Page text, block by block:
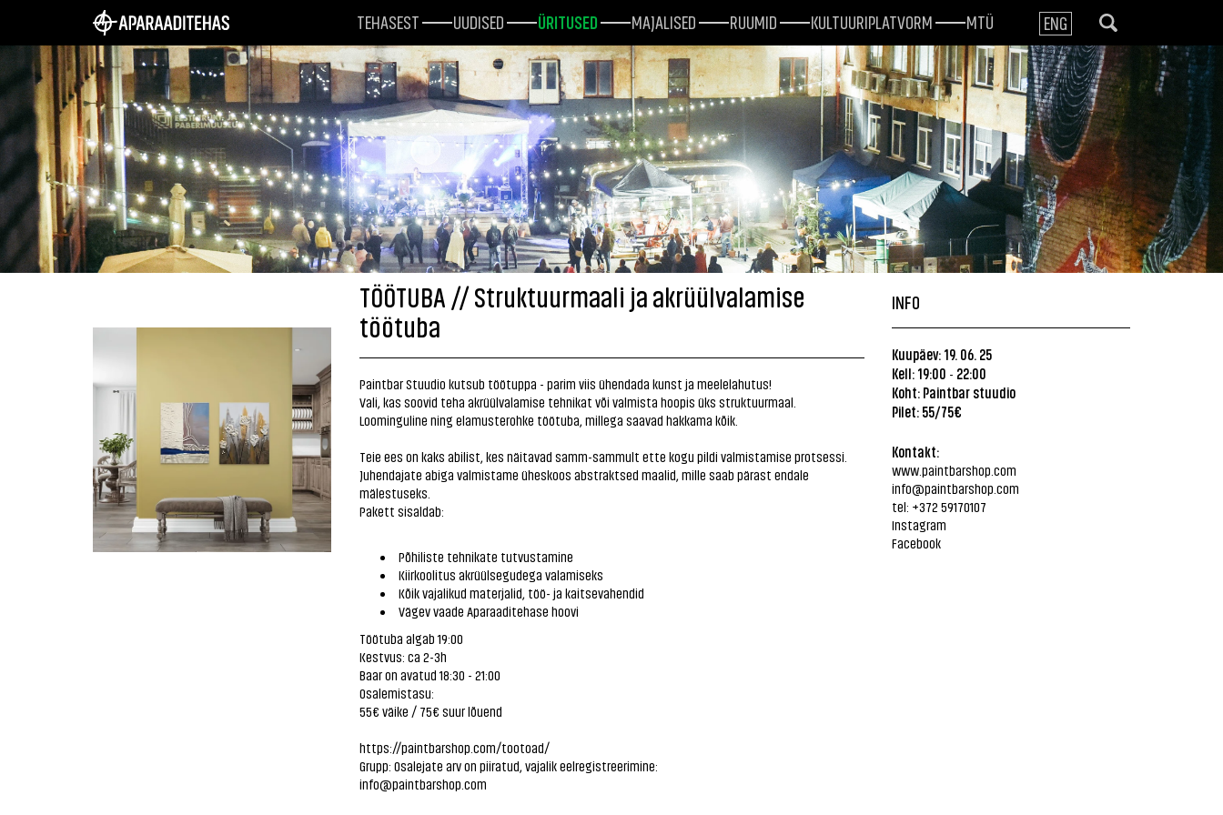
TEHASEST UUDISED ÜRITUSED MAJALISED RUUMID KULTUURIPLATVORM MTÜ ENG
TÖÖTUBA // Struktuurmaali ja akrüülvalamise
töötuba
Paintbar Stuudio kutsub töötuppa - parim viis ühendada kunst ja meelelahutus!
Vali, kas soovid teha akrüülvalamise tehnikat või valmista hoopis üks struktuurmaal.
Loominguline ning elamusterohke töötuba, millega saavad hakkama kõik.
Teie ees on kaks abilist, kes näitavad samm-sammult ette kogu pildi valmistamise protsessi.
Juhendajate abiga valmistame üheskoos abstraktsed maalid, mille saab pärast endale
mälestuseks.
Pakett sisaldab:
Põhiliste tehnikate tutvustamine
Kiirkoolitus akrüülsegudega valamiseks
Kõik vajalikud materjalid, töö- ja kaitsevahendid
Vägev vaade Aparaaditehase hoovi
Töötuba algab 19:00
Kestvus: ca 2-3h
Baar on avatud 18:30 - 21:00
Osalemistasu:
55€ väike / 75€ suur lõuend
https://paintbarshop.com/tootoad/
Grupp: Osalejate arv on piiratud, vajalik eelregistreerimine:
info@paintbarshop.com
INFO
Kuupäev: 19. 06. 25
Kell: 19:00 - 22:00
Koht: Paintbar stuudio
Pilet: 55/75€
Kontakt:
www.paintbarshop.com
info@paintbarshop.com
tel: +372 59170107
Instagram
Facebook